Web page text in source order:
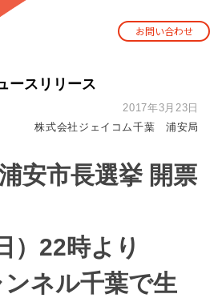
お問い合わせ
ースリリース
2017年3月23日
株式会社ジェイコム千葉 浦安局
安市長選挙 開票
）22時より
ネル千葉で生